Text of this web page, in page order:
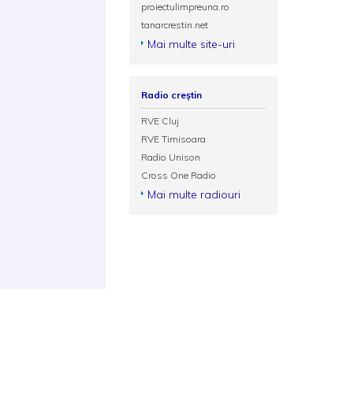
proiectulimpreuna.ro
tanarcrestin.net
Mai multe site-uri
Radio creștin
RVE Cluj
RVE Timisoara
Radio Unison
Cross One Radio
Mai multe radiouri